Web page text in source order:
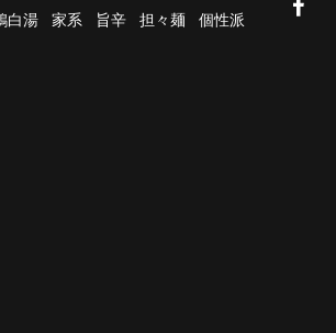
白湯 家系 旨辛 担々麺
個性派